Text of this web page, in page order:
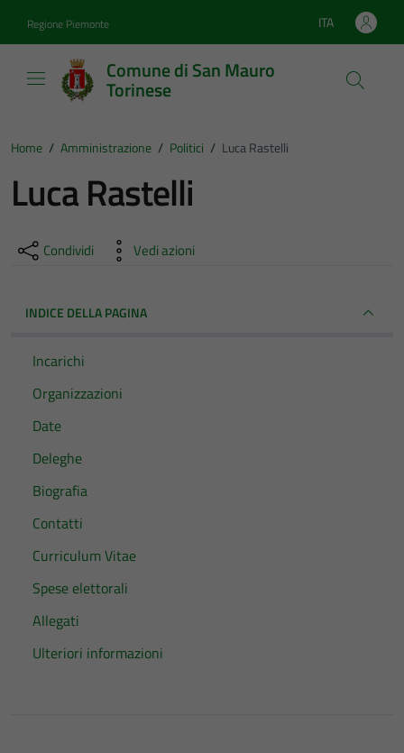
Regione Piemonte Lingua attiva:
ITA
Comune di San Mauro
Torinese
Home / Amministrazione / Politici / Luca Rastelli
Luca Rastelli
Condividi Vedi azioni
INDICE DELLA PAGINA
Incarichi
Organizzazioni
Date
Deleghe
Biografia
Contatti
Curriculum Vitae
Spese elettorali
Allegati
Ulteriori informazioni